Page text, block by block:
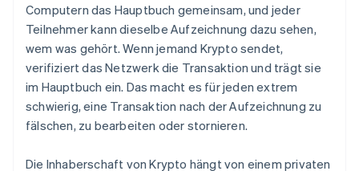
Computern das Hauptbuch gemeinsam, und jeder
Teilnehmer kann dieselbe Aufzeichnung dazu sehen,
wem was gehört. Wenn jemand Krypto sendet,
verifiziert das Netzwerk die Transaktion und trägt sie
im Hauptbuch ein. Das macht es für jeden extrem
schwierig, eine Transaktion nach der Aufzeichnung zu
fälschen, zu bearbeiten oder stornieren.
Die Inhaberschaft von Krypto hängt von einem privaten